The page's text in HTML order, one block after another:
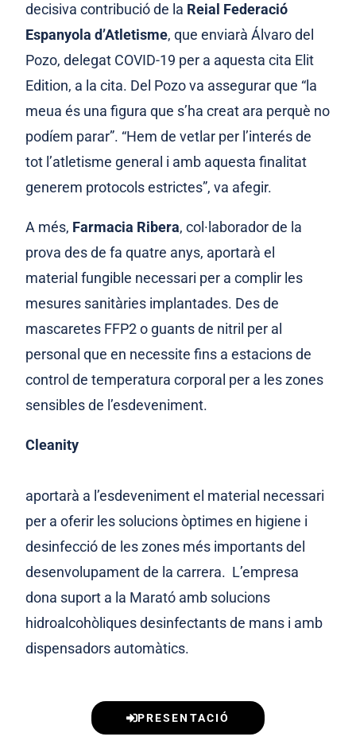
decisiva contribució de la Reial Federació
Espanyola d’Atletisme, que enviarà Álvaro del
Pozo, delegat COVID-19 per a aquesta cita Elit
Edition, a la cita. Del Pozo va assegurar que “la
meua és una figura que s’ha creat ara perquè no
podíem parar”. “Hem de vetlar per l’interés de
tot l’atletisme general i amb aquesta finalitat
generem protocols estrictes”, va afegir.
A més, Farmacia Ribera, col·laborador de la
prova des de fa quatre anys, aportarà el
material fungible necessari per a complir les
mesures sanitàries implantades. Des de
mascaretes FFP2 o guants de nitril per al
personal que en necessite fins a estacions de
control de temperatura corporal per a les zones
sensibles de l’esdeveniment.
Cleanity
aportarà a l’esdeveniment el material necessari
per a oferir les solucions òptimes en higiene i
desinfecció de les zones més importants del
desenvolupament de la carrera. L’empresa
dona suport a la Marató amb solucions
hidroalcohòliques desinfectants de mans i amb
dispensadors automàtics.
PRESENTACIÓ